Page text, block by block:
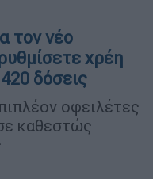
τον νέο
χρέη
δόσεις
οφειλέτες
καθεστώς